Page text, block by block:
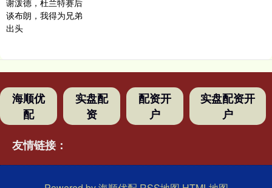
海顺优
配
实盘配
资
配资开
户
实盘配资开
户
友情链接：